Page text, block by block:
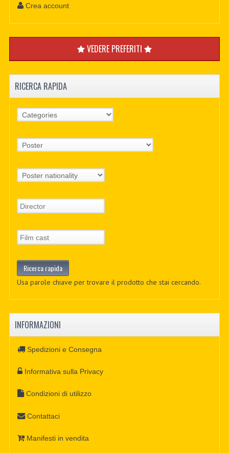
Crea account
VEDERE PREFERITI
RICERCA RAPIDA
Usa parole chiave per trovare il prodotto che stai cercando.
INFORMAZIONI
Spedizioni e Consegna
Informativa sulla Privacy
Condizioni di utilizzo
Contattaci
Manifesti in vendita